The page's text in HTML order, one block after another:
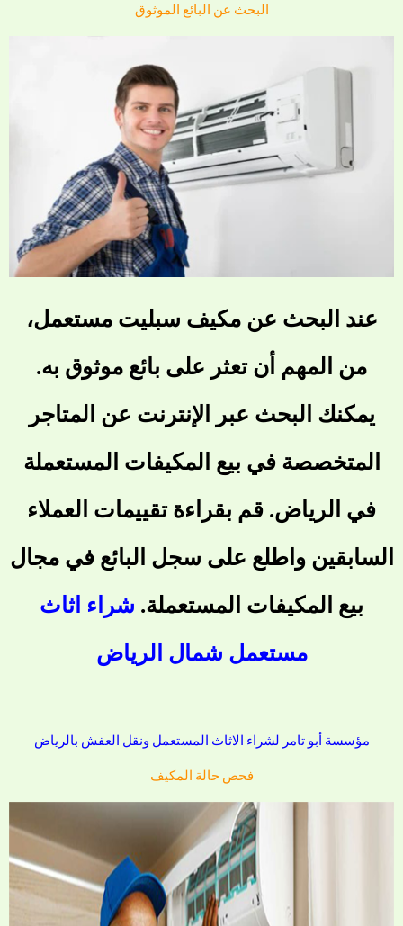
البحث عن البائع الموثوق
عند البحث عن مكيف سبليت مستعمل،
من المهم أن تعثر على بائع موثوق به.
يمكنك البحث عبر الإنترنت عن المتاجر
المتخصصة في بيع المكيفات المستعملة
في الرياض. قم بقراءة تقييمات العملاء
السابقين واطلع على سجل البائع في مجال
بيع المكيفات المستعملة. شراء اثاث
مستعمل شمال الرياض
مؤسسة أبو تامر لشراء الاثاث المستعمل ونقل العفش بالرياض
فحص حالة المكيف